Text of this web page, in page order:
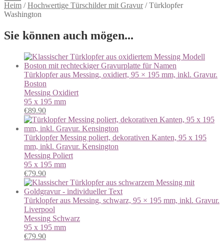
Heim /Hochwertige Türschilder mit Gravur/Türklopfer
Washington
Sie können auch mögen...
Türklopfer aus Messing, oxidiert, 95 × 195 mm, inkl. Gravur.
Boston
Messing Oxidiert
95 x 195 mm
€89.90
Türklopfer Messing poliert, dekorativen Kanten, 95 x 195
mm, inkl. Gravur. Kensington
Messing Poliert
95 x 195 mm
€79.90
Türklopfer aus Messing, schwarz, 95 × 195 mm, inkl. Gravur.
Liverpool
Messing Schwarz
95 x 195 mm
€79.90